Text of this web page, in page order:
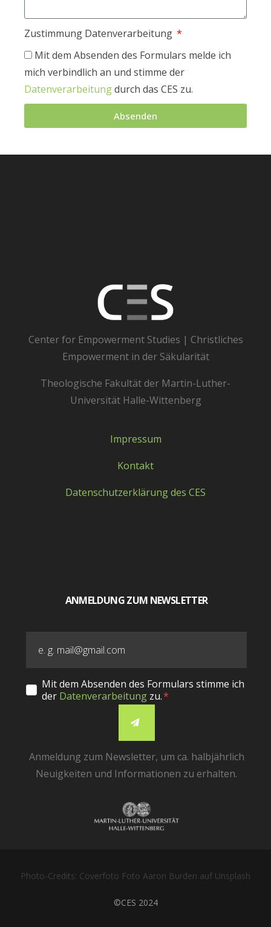
Zustimmung Datenverarbeitung
Mit dem Absenden des Formulars melde ich
mich verbindlich an und stimme der
Datenverarbeitungdurch das CES zu.
Absenden
Center for Empowerment Studies | Christliches
Empowerment in der Säkularität
Theologische Fakultät der Martin-Luther-
Universität Halle-Wittenberg
Impressum
Kontakt
Datenschutzerklärung des CES
ANMELDUNG ZUM NEWSLETTER
Mit dem Absenden des Formulars stimme ich
der Datenverarbeitung zu.
Anmeldung zum Newsletter, um ca. halbjährlich
Neuigkeiten und Informationen zu erhalten.
Photo-Credits: Coverfoto Foto Aaron Burden auf Unsplash
©CES 2024